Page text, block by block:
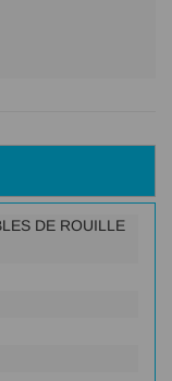
DE ROUILLE